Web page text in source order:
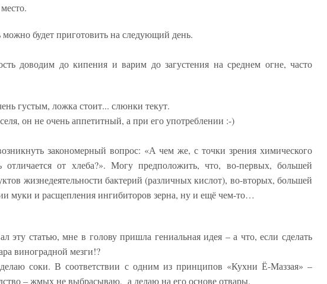
можно будет приготовить на следующий день.
доводим до кипения и варим до загустения на среднем огне, часто
густым, ложка стоит... слюнки текут.
он не очень аппетитный, а при его употреблении :-)
закономерный вопрос: «А чем же, с точки зрения химического
отличается от хлеба?». Могу предположить, что, во-первых, большей
жизнедеятельности бактерий (различных кислот), во-вторых, большей
муки и расщепления ингибиторов зерна, ну и ещё чем-то…
эту статью, мне в голову пришла гениальная идея – а что, если сделать
виноградной мезги!?
соки. В соответствии с одним из принципов «Кухни Ё-Маззая» –
– жмых не выбрасываю, а делаю на его основе отвары.